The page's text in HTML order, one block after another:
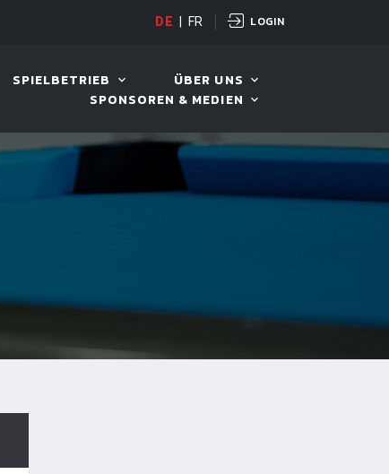
11. AUG. 2026, 19:30
DE FR LOGIN
SPIELBETRIEB
ÜBER UNS
SPONSOREN & MEDIEN